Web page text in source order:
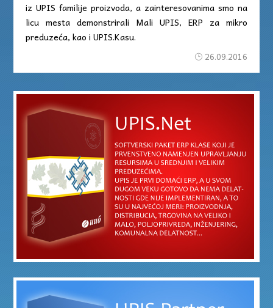
iz UPIS familije proizvoda, а zainteresovanima smo na
licu mesta demonstrirali Mali UPIS, ERP za mikro
preduzeća, kao i UPIS.Kasu.
26.09.2016